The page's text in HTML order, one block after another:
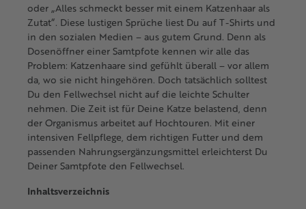
oder „Alles schmeckt besser mit einem Katzenhaar als
Zutat“. Diese lustigen Sprüche liest Du auf T-Shirts und
in den sozialen Medien – aus gutem Grund. Denn als
Dosenöffner einer Samtpfote kennen wir alle das
Problem: Katzenhaare sind gefühlt überall – vor allem
da, wo sie nicht hingehören. Doch tatsächlich solltest
Du den Fellwechsel nicht auf die leichte Schulter
nehmen. Die Zeit ist für Deine Katze belastend, denn
der Organismus arbeitet auf Hochtouren. Mit einer
intensiven Fellpflege, dem richtigen Futter und dem
passenden Nahrungsergänzungsmittel erleichterst Du
Deiner Samtpfote den Fellwechsel.
Inhaltsverzeichnis